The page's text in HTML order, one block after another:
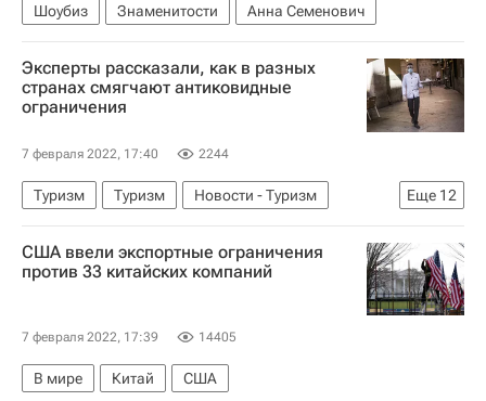
Шоубиз Знаменитости Анна Семенович
Эксперты рассказали, как в разных
странах смягчают антиковидные
ограничения
7 февраля 2022, 17:40 2244
Еще 12
Туризм Туризм
Новости - Туризм
Норвегия
Россия
Италия
Федеральная служба по надзору в сфере защиты прав потребителей и благополучия человека (Роспотребнадзор)
Швейцария
Швеция
ЮАР
Коронавирус COVID-19
туристы
США ввели экспортные ограничения
против 33 китайских компаний
7 февраля 2022, 17:39 14405
В мире Китай США